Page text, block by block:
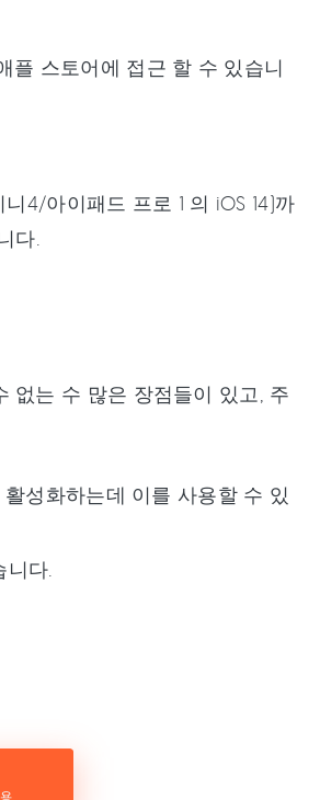
플 스토어에 접근 할 수 있습니
4/아이패드 프로 1 의 iOS 14)까
다.
없는 수 많은 장점들이 있고, 주
성화하는데 이를 사용할 수 있
다.